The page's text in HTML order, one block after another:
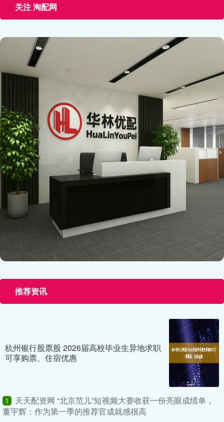
关注 淘配网
推荐资讯
杭州银行股票股 2026届高校毕业生异地求职
可享购票、住宿优惠
1
天天配资网 “北京范儿”短视频大赛收获一份亮眼成绩单，
董宇辉：作为第一季的推荐官成就感很高